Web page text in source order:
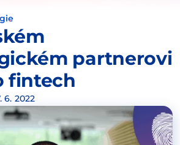
partnerovi
fintech
6. 2022